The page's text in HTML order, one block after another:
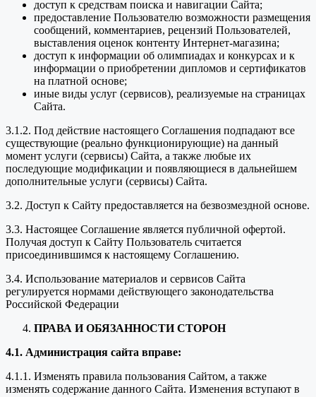
доступ к средствам поиска и навигации Сайта;
предоставление Пользователю возможности размещения
сообщений, комментариев, рецензий Пользователей,
выставления оценок контенту Интернет-магазина;
доступ к информации об олимпиадах и конкурсах и к
информации о приобретении дипломов и сертификатов
на платной основе;
иные виды услуг (сервисов), реализуемые на страницах
Сайта.
3.1.2. Под действие настоящего Соглашения подпадают все
существующие (реально функционирующие) на данный
момент услуги (сервисы) Сайта, а также любые их
последующие модификации и появляющиеся в дальнейшем
дополнительные услуги (сервисы) Сайта.
3.2. Доступ к Сайту предоставляется на безвозмездной основе.
3.3. Настоящее Соглашение является публичной офертой.
Получая доступ к Сайту Пользователь считается
присоединившимся к настоящему Соглашению.
3.4. Использование материалов и сервисов Сайта
регулируется нормами действующего законодательства
Российской Федерации
ПРАВА И ОБЯЗАННОСТИ СТОРОН
4.1. Администрация сайта вправе:
4.1.1. Изменять правила пользования Сайтом, а также
изменять содержание данного Сайта. Изменения вступают в